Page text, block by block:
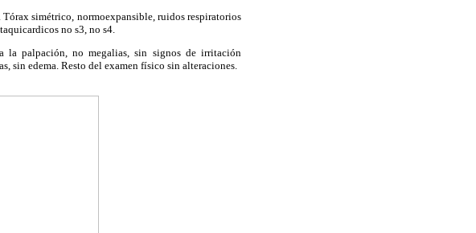
Tórax simétrico, normoexpansible, ruidos respiratorios
taquicardicos no s3, no s4.
a la palpación, nomegalias , sin signos de irritación
, sin edema. Resto del examen físico sin alteraciones.